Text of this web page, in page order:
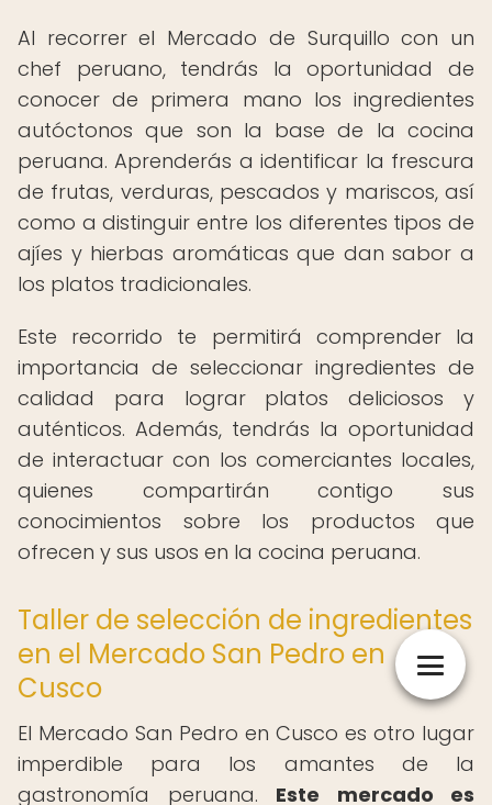
Al recorrer el Mercado de Surquillo con un
chef peruano, tendrás la oportunidad de
conocer de primera mano los ingredientes
autóctonos que son la base de la cocina
peruana. Aprenderás a identificar la frescura
de frutas, verduras, pescados y mariscos, así
como a distinguir entre los diferentes tipos de
ajíes y hierbas aromáticas que dan sabor a
los platos tradicionales.
Este recorrido te permitirá comprender la
importancia de seleccionar ingredientes de
calidad para lograr platos deliciosos y
auténticos. Además, tendrás la oportunidad
de interactuar con los comerciantes locales,
quienes compartirán contigo sus
conocimientos sobre los productos que
ofrecen y sus usos en la cocina peruana.
Taller de selección de ingredientes
en el Mercado San Pedro en
Cusco
El Mercado San Pedro en Cusco es otro lugar
imperdible para los amantes de la
gastronomía peruana. Este mercado es